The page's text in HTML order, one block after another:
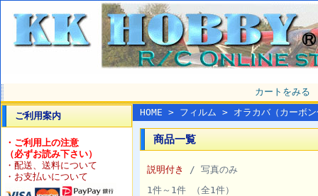
カートをみる
ご利用案内
・ご利用上の注意
（必ずお読み下さい）
・配送、送料について
・お支払いについて
HOME > フィルム > オラカバ（カーボン
商品一覧
説明付き
/ 写真のみ
1件～1件 （全1件）